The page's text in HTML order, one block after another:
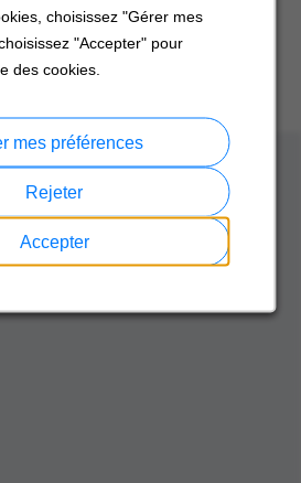
choisissez "Gérer mes
"Accepter" pour
des cookies.
Accepter
Rejeter
mes préférences